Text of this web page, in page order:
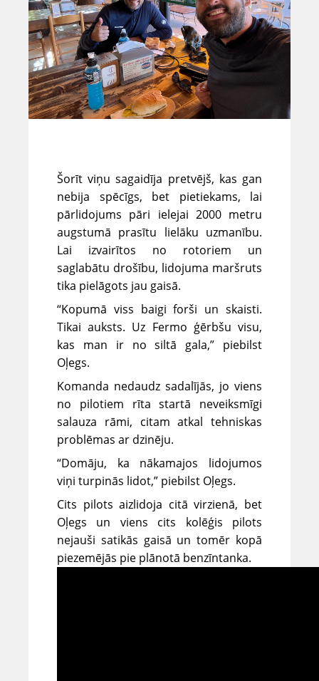
Šorīt viņu sagaidīja pretvējš, kas gan
nebija spēcīgs, bet pietiekams, lai
pārlidojums pāri ielejai 2000 metru
augstumā prasītu lielāku uzmanību.
Lai izvairītos no rotoriem un
saglabātu drošību, lidojuma maršruts
tika pielāgots jau gaisā.
“Kopumā viss baigi forši un skaisti.
Tikai auksts. Uz Fermo ģērbšu visu,
kas man ir no siltā gala,” piebilst
Oļegs.
Komanda nedaudz sadalījās, jo viens
no pilotiem rīta startā neveiksmīgi
salauza rāmi, citam atkal tehniskas
problēmas ar dzinēju.
“Domāju, ka nākamajos lidojumos
viņi turpinās lidot,” piebilst Oļegs.
Cits pilots aizlidoja citā virzienā, bet
Oļegs un viens cits kolēģis pilots
nejauši satikās gaisā un tomēr kopā
piezemējās pie plānotā benzīntanka.